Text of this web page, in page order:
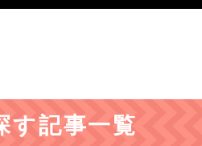
す記事一覧